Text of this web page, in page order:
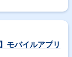
- Go - PHP - HTML
リ・フレームワー
レームワーク -
】 - Visual Studio
モバイルアプリ